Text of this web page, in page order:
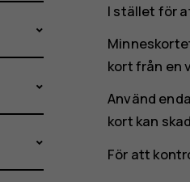
I stället för
kort från en
Använd
kort kan
För att